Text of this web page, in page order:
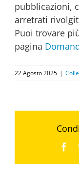
pubblicazioni,
arretrati
Puoi trovare
pagina
22 Agosto 2025 |